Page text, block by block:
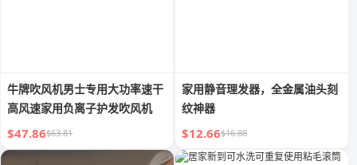
牛牌吹风机男士专用大功率速干
高风速家用负离子护发吹风机
$47.86$63.81
家用静音理发器，全金属油头刻
纹神器
$12.66$16.88